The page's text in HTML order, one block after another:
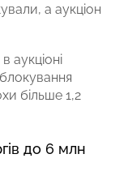
а аукціон
аукціоні
більше 1,2
до 6 млн